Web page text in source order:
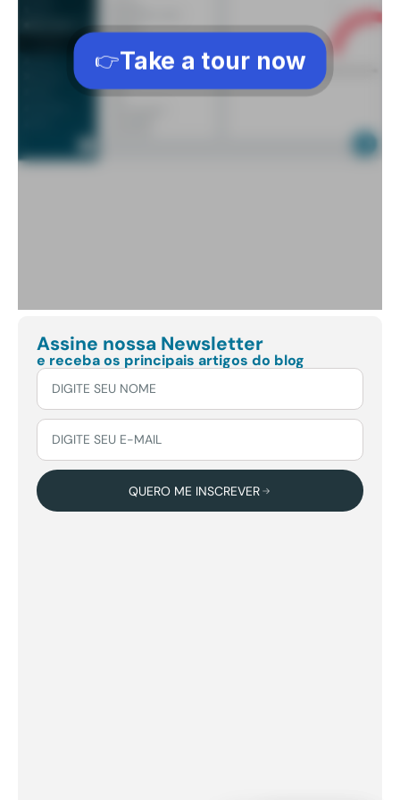
Assine nossa Newsletter
e receba os principais artigos do blog
QUERO ME INSCREVER